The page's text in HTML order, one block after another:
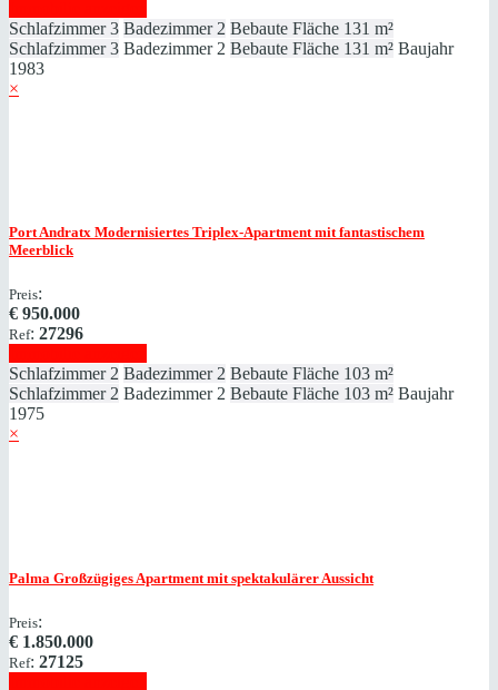
Schlafzimmer 3 Badezimmer 2 Bebaute Fläche 131 m²
Schlafzimmer 3 Badezimmer 2 Bebaute Fläche 131 m² Baujahr
1983
×
Port Andratx Modernisiertes Triplex-Apartment mit fantastischem
Meerblick
Preis:
€ 950.000
Ref: 27296
Schlafzimmer 2 Badezimmer 2 Bebaute Fläche 103 m²
Schlafzimmer 2 Badezimmer 2 Bebaute Fläche 103 m² Baujahr
1975
×
Palma Großzügiges Apartment mit spektakulärer Aussicht
Preis:
€ 1.850.000
Ref: 27125